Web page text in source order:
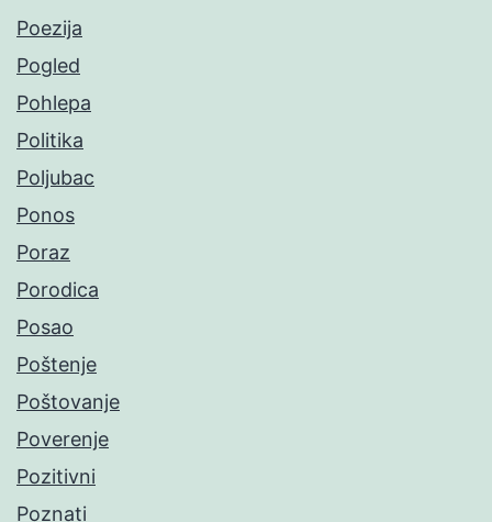
Poezija
Pogled
Pohlepa
Politika
Poljubac
Ponos
Poraz
Porodica
Posao
Poštenje
Poštovanje
Poverenje
Pozitivni
Poznati